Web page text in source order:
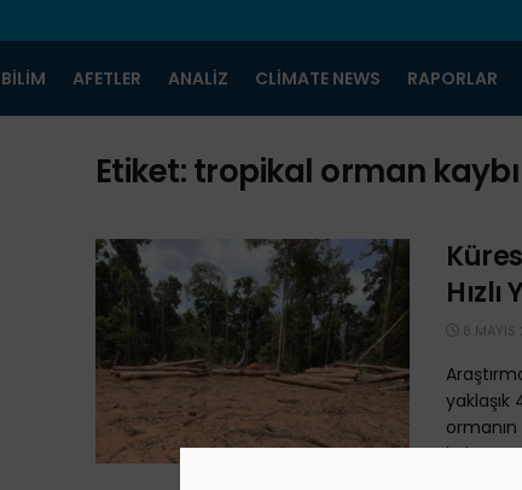
BILIM AFETLER ANALIZ CLIMATE NEWS RAPORLAR
Etiket:tropikal orman kaybı
8
yaklaşık
kabaca